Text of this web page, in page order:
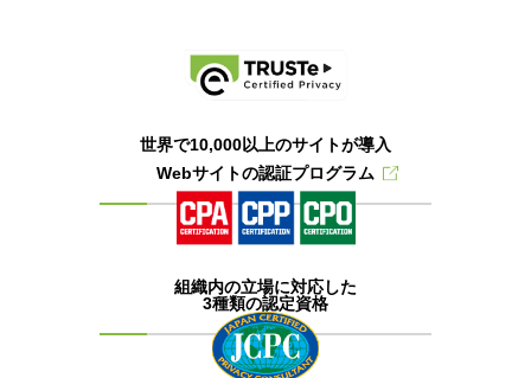
世界で10,000以上のサイトが導入
Webサイトの認証プログラム
組織内の立場に対応した
3種類の認定資格